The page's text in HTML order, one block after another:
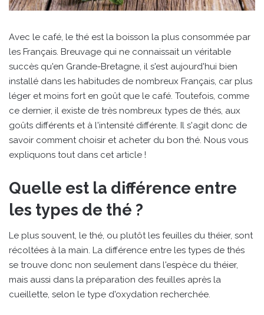
Avec le café, le thé est la boisson la plus consommée par
les Français. Breuvage qui ne connaissait un véritable
succès qu'en Grande-Bretagne, il s'est aujourd'hui bien
installé dans les habitudes de nombreux Français, car plus
léger et moins fort en goût que le café. Toutefois, comme
ce dernier, il existe de très nombreux types de thés, aux
goûts différents et à l'intensité différente. Il s'agit donc de
savoir comment choisir et acheter du bon thé. Nous vous
expliquons tout dans cet article !
Quelle est la différence entre
les types de thé ?
Le plus souvent, le thé, ou plutôt les feuilles du théier, sont
récoltées à la main. La différence entre les types de thés
se trouve donc non seulement dans l'espèce du théier,
mais aussi dans la préparation des feuilles après la
cueillette, selon le type d'oxydation recherchée.